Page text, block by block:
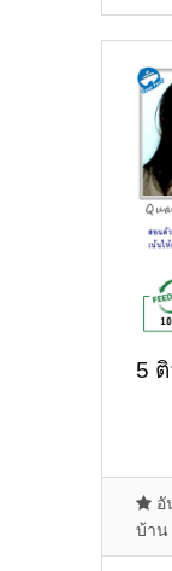
5
อั
บ้าน